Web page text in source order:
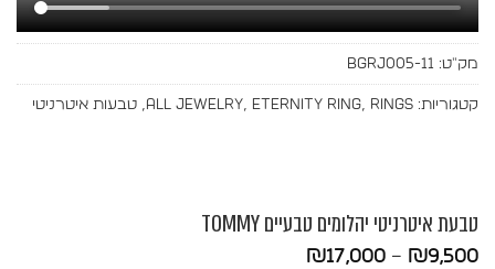
טבעת איטרניטי יהלומים טבעיים TOMMY
₪9,500
–
₪17,000
מק"ט: BGRJ005-11
קטגוריות: All Jewelry, Eternity Ring, Rings
, טבעות איטרניטי